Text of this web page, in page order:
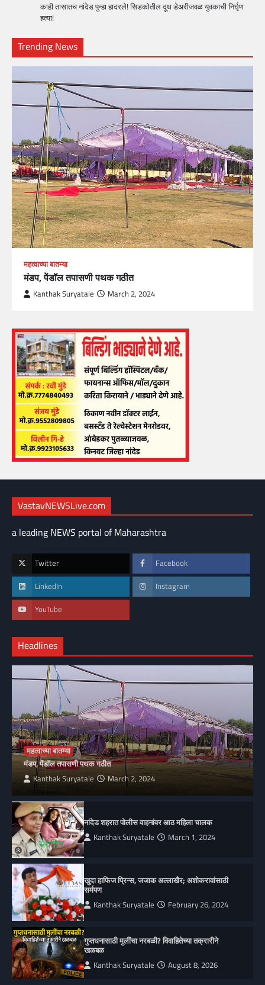
काही तासातच नांदेड पुन्हा हादरले! सिडकोतील दूध डेअरीजवळ युवकाची निर्घृण
हत्या!
Trending News
महत्वाच्या बातम्या
मंडप, पेंडॉल तपासणी पथक गठीत
Kanthak Suryatale March 2, 2024
VastavNEWSLive.com
a leading NEWS portal of Maharashtra
Twitter Facebook
LinkedIn Instagram
YouTube
Headlines
महत्वाच्या बातम्या
मंडप, पेंडॉल तपासणी पथक गठीत
Kanthak Suryatale March 2, 2024
नांदेड शहरात पोलीस वाहनांवर आठ महिला चालक
Kanthak Suryatale March 1, 2024
खुदा हाफिज प्रिन्स, जजाक अल्लाखैर; अशोकरावांसाठी
सर्मपण
Kanthak Suryatale February 26, 2024
गुप्तधनासाठी मुलींचा नरबळी? विवाहितेच्या तक्रारीने
खळबळ
Kanthak Suryatale August 8, 2026